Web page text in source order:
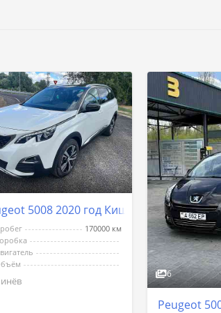
5008 2020 год Кишинёв
170000 км
6
Peugeot